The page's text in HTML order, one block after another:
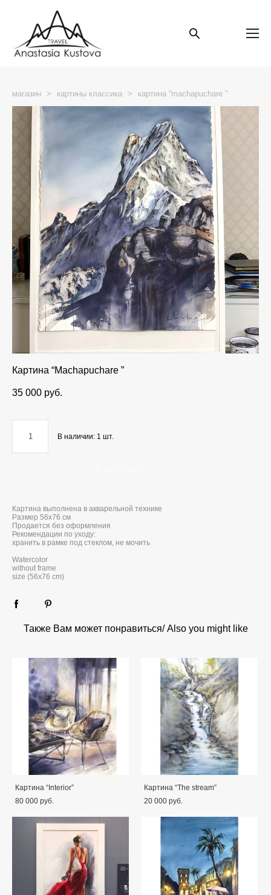
магазин > картины классика > картина “machapuchare ”
Картина “Machapuchare ”
35 000 pуб.
В наличии: 1 шт.
Картина выполнена в акварельной технике
Размер 56x76 см
Продается без оформления
Рекомендации по уходу:
хранить в рамке под стеклом, не мочить
Watercolor
without frame
size (56x76 cm)
Также Вам может понравиться/ Also you might like
Картина “Interior”
80 000 pуб.
Картина “The stream”
20 000 pуб.